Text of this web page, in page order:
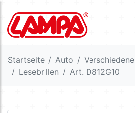
Startseite Auto
Lesebrillen
Art. D812G10